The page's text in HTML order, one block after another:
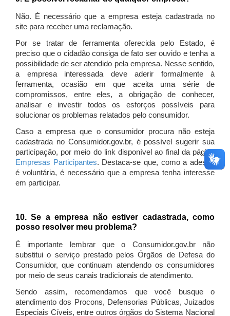
Não. É necessário que a empresa esteja cadastrada no
site para receber uma reclamação.
Por se tratar de ferramenta oferecida pelo Estado, é
preciso que o cidadão consiga de fato ser ouvido e tenha a
possibilidade de ser atendido pela empresa. Nesse sentido,
a empresa interessada deve aderir formalmente à
ferramenta, ocasião em que aceita uma série de
compromissos, entre eles, a obrigação de conhecer,
analisar e investir todos os esforços possíveis para
solucionar os problemas relatados pelo consumidor.
Caso a empresa que o consumidor procura não esteja
cadastrada no Consumidor.gov.br, é possível sugerir sua
participação, por meio do link disponível ao final da página
Empresas Participantes. Destaca-se que, como a adesão
é voluntária, é necessário que a empresa tenha interesse
em participar.
10. Se a empresa não estiver cadastrada, como
posso resolver meu problema?
É importante lembrar que o Consumidor.gov.br não
substitui o serviço prestado pelos Órgãos de Defesa do
Consumidor, que continuam atendendo os consumidores
por meio de seus canais tradicionais de atendimento.
Sendo assim, recomendamos que você busque o
atendimento dos Procons, Defensorias Públicas, Juizados
Especiais Cíveis, entre outros órgãos do Sistema Nacional